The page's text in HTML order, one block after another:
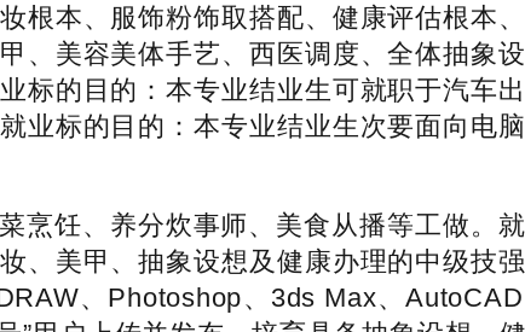
根本、服饰粉饰取搭配、健康评估根本
、美容美体手艺、西医调度、全体抽象
标的目的：本专业结业生可就职于汽车
业标的目的：本专业结业生次要面向电
饪、养分炊事师、美食从播等工做。
美甲、抽象设想及健康办理的中级技
、Photoshop、3ds Max、